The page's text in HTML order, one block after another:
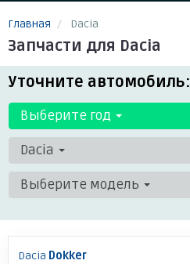
Главная Dacia
Запчасти для Dacia
Уточните автомобиль:
Выберите год
Dacia
Выберите модель
Dacia Dokker